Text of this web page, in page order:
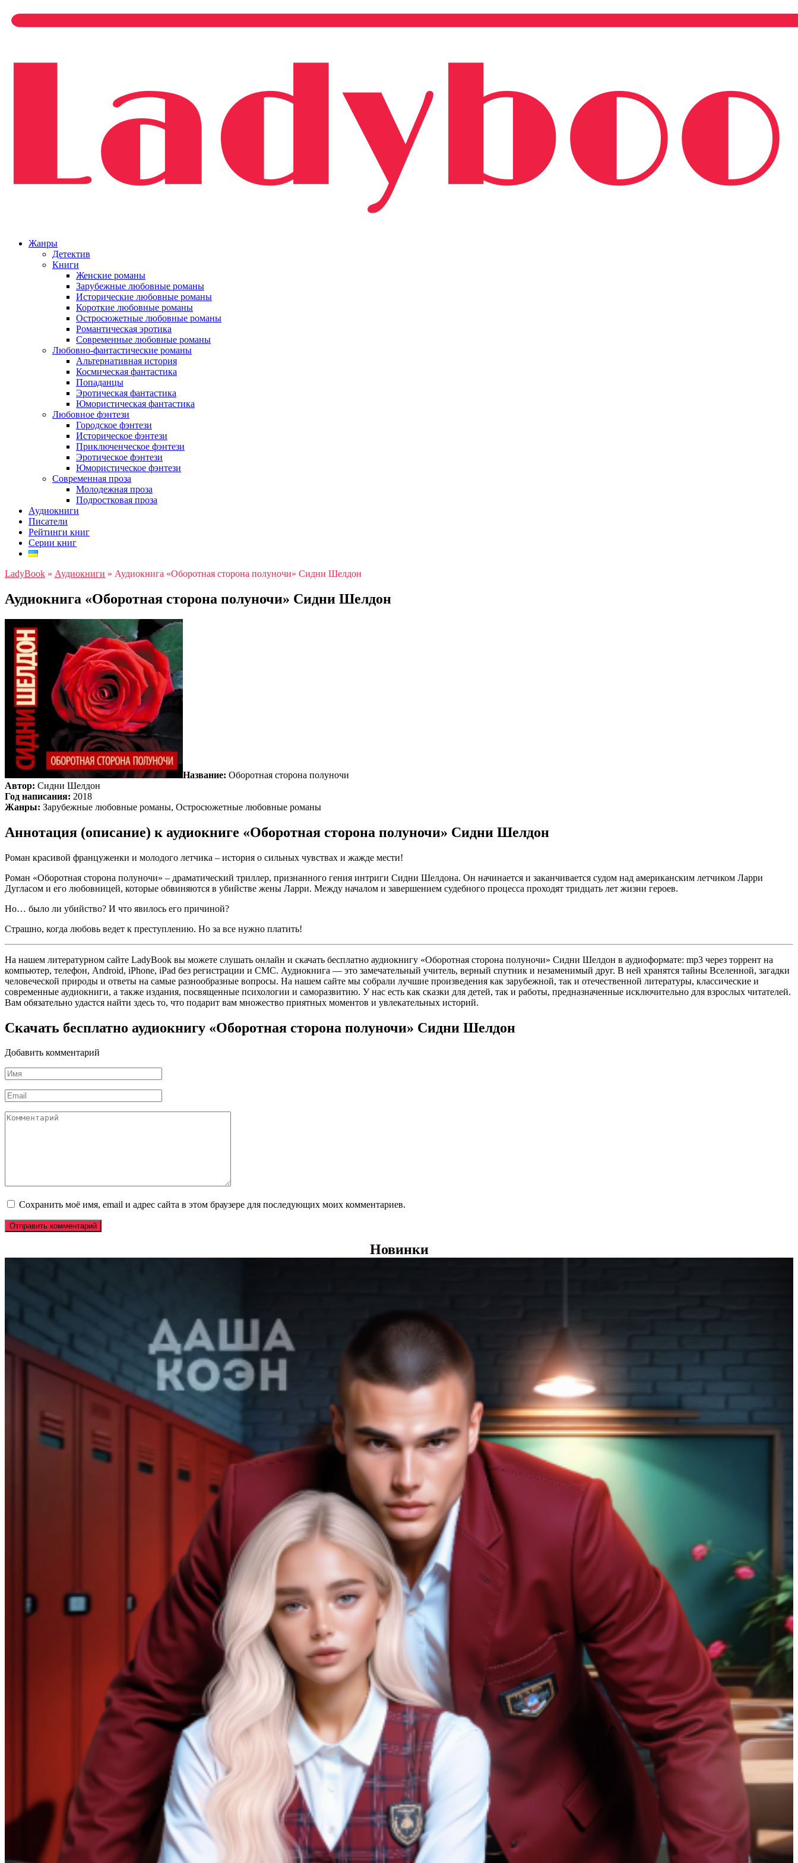
Жанры
Детектив
Книги
Женские романы
Зарубежные любовные романы
Исторические любовные романы
Короткие любовные романы
Остросюжетные любовные романы
Романтическая эротика
Современные любовные романы
Любовно-фантастические романы
Альтернативная история
Космическая фантастика
Попаданцы
Эротическая фантастика
Юмористическая фантастика
Любовное фэнтези
Городское фэнтези
Историческое фэнтези
Приключенческое фэнтези
Эротическое фэнтези
Юмористическое фэнтези
Современная проза
Молодежная проза
Подростковая проза
Аудиокниги
Писатели
Рейтинги книг
Серии книг
LadyBook » Аудиокниги » Аудиокнига «Оборотная сторона полуночи» Сидни Шелдон
Аудиокнига «Оборотная сторона полуночи» Сидни Шелдон
Название: Оборотная сторона полуночи
Автор: Сидни Шелдон
Год написания: 2018
Жанры: Зарубежные любовные романы, Остросюжетные любовные романы
Аннотация (описание) к аудиокниге «Оборотная сторона полуночи» Сидни Шелдон
Роман красивой француженки и молодого летчика – история о сильных чувствах и жажде мести!
Роман «Оборотная сторона полуночи» – драматический триллер, признанного гения интриги Сидни Шелдона. Он начинается и заканчивается судом над американским летчиком Ларри
Дугласом и его любовницей, которые обвиняются в убийстве жены Ларри. Между началом и завершением судебного процесса проходят тридцать лет жизни героев.
Но… было ли убийство? И что явилось его причиной?
Страшно, когда любовь ведет к преступлению. Но за все нужно платить!
На нашем литературном сайте LadyBook вы можете слушать онлайн и скачать бесплатно аудиокнигу «Оборотная сторона полуночи» Сидни Шелдон в аудиоформате: mp3 через торрент на
компьютер, телефон, Android, iPhone, iPad без регистрации и СМС. Аудиокнига — это замечательный учитель, верный спутник и незаменимый друг. В ней хранятся тайны Вселенной, загадки
человеческой природы и ответы на самые разнообразные вопросы. На нашем сайте мы собрали лучшие произведения как зарубежной, так и отечественной литературы, классические и
современные аудиокниги, а также издания, посвященные психологии и саморазвитию. У нас есть как сказки для детей, так и работы, предназначенные исключительно для взрослых читателей.
Вам обязательно удастся найти здесь то, что подарит вам множество приятных моментов и увлекательных историй.
Скачать бесплатно аудиокнигу «Оборотная сторона полуночи» Сидни Шелдон
Добавить комментарий
Имя
*
Email
*
Комментарий
Сохранить моё имя, email и адрес сайта в этом браузере для последующих моих комментариев.
Новинки